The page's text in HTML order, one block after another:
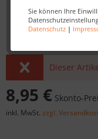
Sie können Ihre
Datenschutz|
Dieser
8,95 € Skonto-
inkl. MwSt. zzgl.